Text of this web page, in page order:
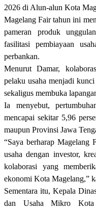
2026 di Alun-alun Kota
Magelang Fair tahun ini
pameran produk
fasilitasi pembiayaan
perbankan.
Menurut Damar,
pelaku usaha menjadi
sekaligus membuka
Ia menyebut,
mencapai sekitar 5,96
maupun Provinsi Jawa
“Saya berharap Magelang
usaha dengan investor,
kolaborasi yang
ekonomi Kota Magelang,”
Sementara itu, Kepala
dan Usaha Mikro Kota